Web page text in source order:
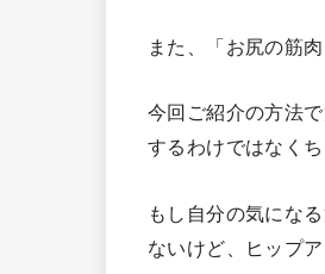
また、「お尻の筋
今回ご紹介の方法
するわけではなく
もし自分の気にな
ないけど、ヒップ